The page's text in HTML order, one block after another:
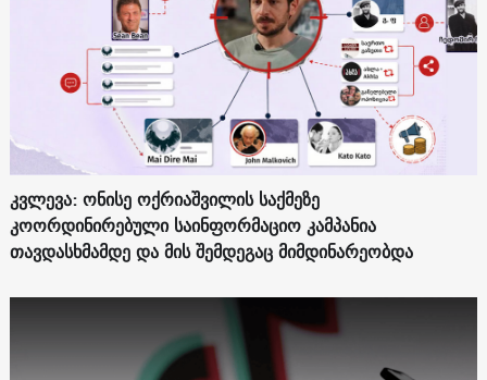
კვლევა: ონისე ოქრიაშვილის საქმეზე
კოორდინირებული საინფორმაციო კამპანია
თავდასხმამდე და მის შემდეგაც მიმდინარეობდა